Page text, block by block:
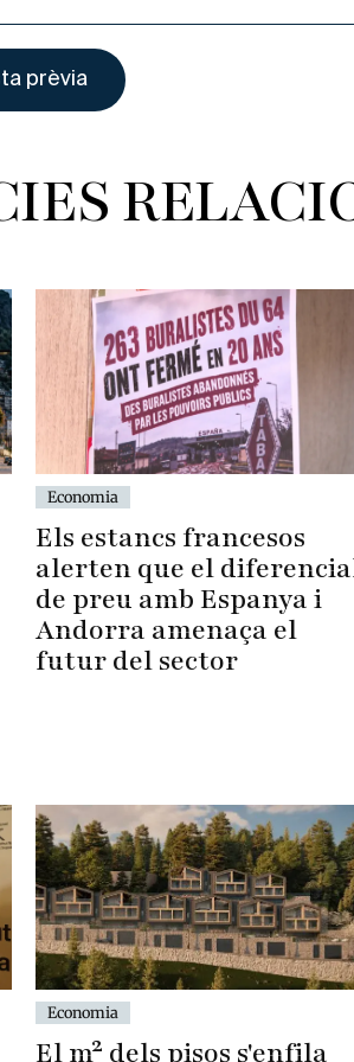
Economia
Els estancs francesos
alerten que el
de preu amb Espanya i
Andorra amenaça el
futur del sector
Economia
El m² dels pisos s'enfila